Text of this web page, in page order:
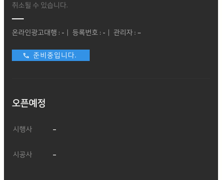
취소될 수 있습니다.
온라인광고대행 : -｜ 등록번호 : -｜ 관리자 : –
준비중입니다.
오픈예정
시행사 –
시공사 –